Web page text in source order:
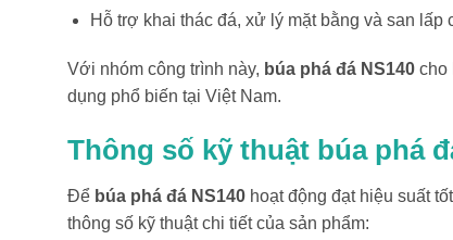
Hỗ trợ khai thác đá, xử lý mặt bằng và san lấp
Với nhóm công trình này, búa phá đá NS140 cho
dụng phổ biến tại Việt Nam.
Thông số kỹ thuật búa phá
Để búa phá đá NS140 hoạt động đạt hiệu suất
thông số kỹ thuật chi tiết của sản phẩm: